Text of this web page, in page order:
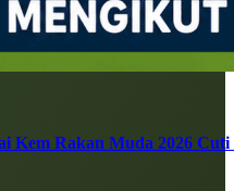
Kem Rakan Muda 2026